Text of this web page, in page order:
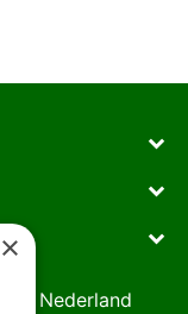
Nederland
×